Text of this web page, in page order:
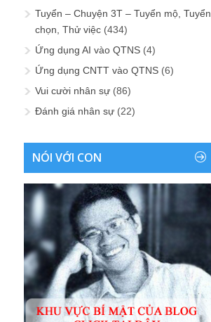
Tuyển – Chuyện 3T – Tuyển mộ, Tuyển
chọn, Thử việc (434)
Ứng dụng AI vào QTNS (4)
Ứng dụng CNTT vào QTNS (6)
Vui cười nhân sự (86)
Đánh giá nhân sự (22)
NÓI VỚI CON